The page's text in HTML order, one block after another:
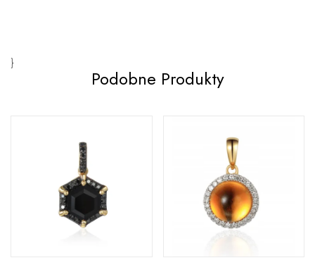
}
Podobne Produkty